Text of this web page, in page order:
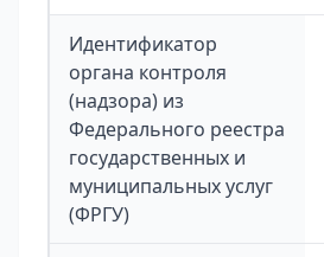
Идентификатор
органа контроля
(надзора) из
Федерального реестра
государственных и
муниципальных услуг
(ФРГУ)